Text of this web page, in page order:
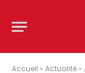
Accueil » Actualité »